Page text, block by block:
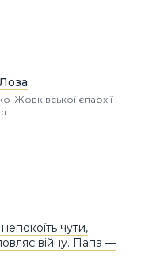
Жовківської єпархії
чути,
війну. Папа —